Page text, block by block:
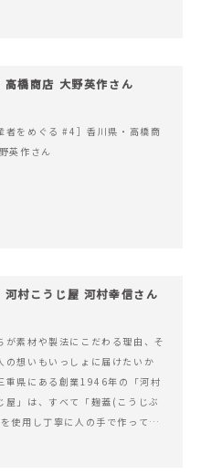
高橋商店 大野英作さん
者をめぐる #4］香川県・高橋商
英作さん
河村こうじ屋 河村幸信さん
が素材や製法にこだわる理由、そ
の想いもいっしょに届けたいか
重県にある創業1946年の「河村
屋」は、すべて「麹蓋(こうじぶ
使用し丁寧に人の手で作ってい